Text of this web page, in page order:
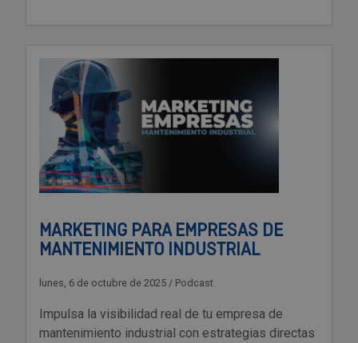
MARKETING PARA EMPRESAS DE
MANTENIMIENTO INDUSTRIAL
lunes, 6 de octubre de 2025 / Podcast
Impulsa la visibilidad real de tu empresa de
mantenimiento industrial con estrategias directas